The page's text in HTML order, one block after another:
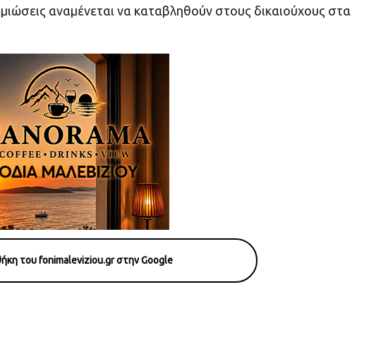
αναμένεται να καταβληθούν στους δικαιούχους στα
του fonimaleviziou.gr στην Google